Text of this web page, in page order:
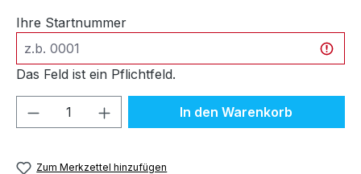
Ihre Startnummer
Das Feld ist ein Pflichtfeld.
Produkt Anzahl: Gib denIn den Warenkorb
Zum Merkzettel hinzufügen